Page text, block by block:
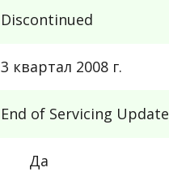
Discontinued
3 квартал 2008 г.
End of Servicing
Да